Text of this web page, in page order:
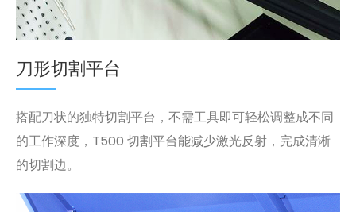
刀形切割平台
搭配刀状的独特切割平台，不需工具即可轻松调整成不同
的工作深度，T500 切割平台能减少激光反射，完成清淅
的切割边。